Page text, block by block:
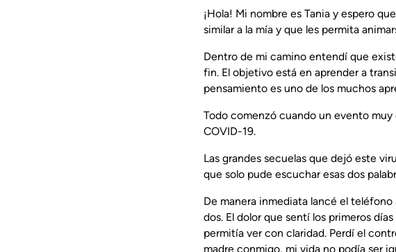
¡Hola! Mi nombre es Tania y espero
similar a la mía y que les permita
Dentro de mi camino entendí que
fin. El objetivo está en aprender a
pensamiento es uno de los muchos
Todo comenzó cuando un evento
COVID-19.
Las grandes secuelas que dejó este
que solo pude escuchar esas dos
De manera inmediata lancé el
dos. El dolor que sentí los primeros
permitía ver con claridad. Perdí el
madre conmigo, mi vida no podía ser